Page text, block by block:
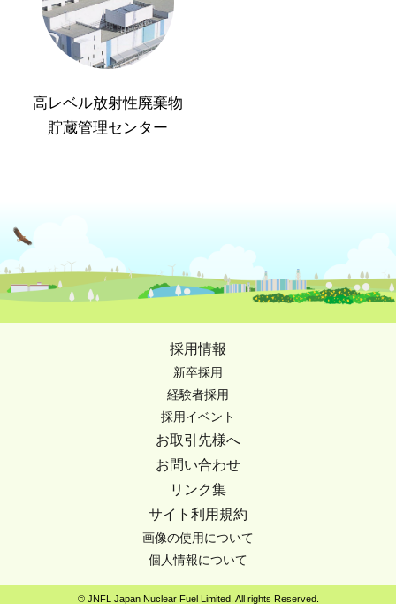
高レベル放射性廃棄物
貯蔵管理センター
採用情報
新卒採用
経験者採用
採用イベント
お取引先様へ
お問い合わせ
リンク集
サイト利用規約
画像の使用について
個人情報について
© JNFL Japan Nuclear Fuel Limited. All rights Reserved.